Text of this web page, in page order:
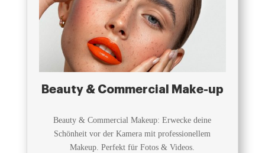
Beauty & Commercial Make-up
Beauty & Commercial Makeup: Erwecke deine
Schönheit vor der Kamera mit professionellem
Makeup. Perfekt für Fotos & Videos.